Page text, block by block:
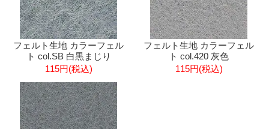
フェルト生地 カラーフェル
ト col.SB 白黒まじり
115円(税込)
フェルト生地 カラーフェル
ト col.420 灰色
115円(税込)